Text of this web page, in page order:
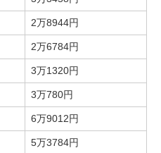
2万8944円
2万6784円
3万1320円
3万780円
6万9012円
5万3784円